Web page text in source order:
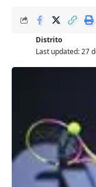
Last updated: 27
Distrito